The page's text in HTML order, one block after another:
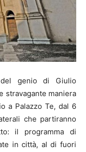
del genio di Giulio
stravagante maniera
a Palazzo Te, dal 6
che partiranno
il programma di
in città, al di fuori